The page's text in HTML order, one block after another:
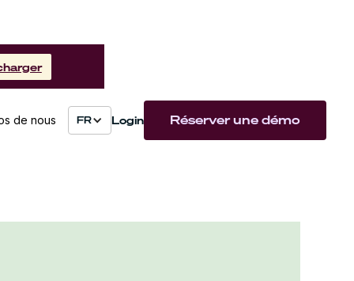
de nous FR Login Réserver une démo